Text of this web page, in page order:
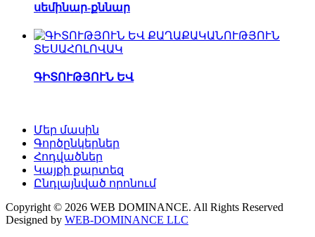
սեմինար-քննար
ՏԵՍԱՀՈԼՈՎԱԿ
ԳԻՏՈՒԹՅՈՒՆ ԵՎ
Մեր մասին
Գործընկերներ
Հոդվածներ
Կայքի քարտեզ
Ընդլայնված որոնում
Copyright © 2026 WEB DOMINANCE. All Rights Reserved
Designed by WEB-DOMINANCE LLC